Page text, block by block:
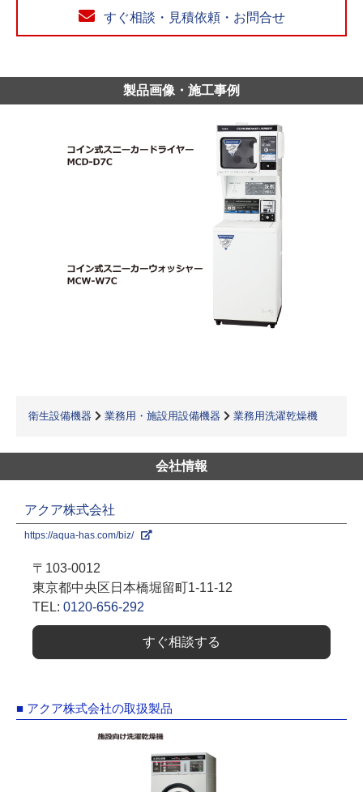
すぐ相談・見積依頼・お問合せ
製品画像・施工事例
衛生設備機器 業務用・施設用設備機器 業務用洗濯乾燥機
会社情報
アクア株式会社
https://aqua-has.com/biz/
〒103-0012
東京都中央区日本橋堀留町1-11-12
TEL: 0120-656-292
すぐ相談する
■ アクア株式会社の取扱製品